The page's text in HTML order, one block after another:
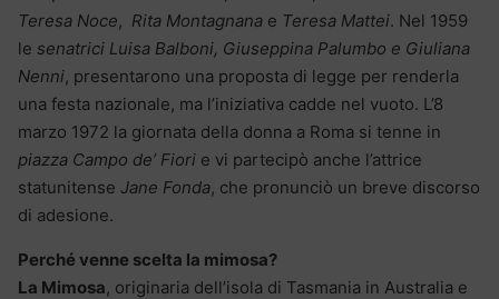
Teresa Noce, Rita Montagnana e Teresa Mattei. Nel 1959
le senatrici Luisa Balboni, Giuseppina Palumbo e Giuliana
Nenni, presentarono una proposta di legge per renderla
una festa nazionale, ma l’iniziativa cadde nel vuoto. L’8
marzo 1972 la giornata della donna a Roma si tenne in
piazza Campo de’ Fiori e vi partecipò anche l’attrice
statunitense Jane Fonda, che pronunciò un breve discorso
di adesione.
Perché venne scelta la mimosa?
La Mimosa, originaria dell’isola di Tasmania in Australia e